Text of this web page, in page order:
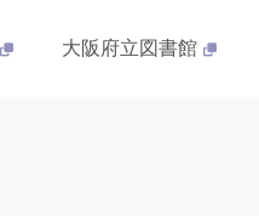
大阪府立図書館